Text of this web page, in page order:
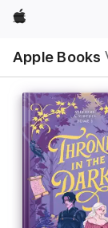
Apple
Apple Books
Navigation
Menü
öffnen